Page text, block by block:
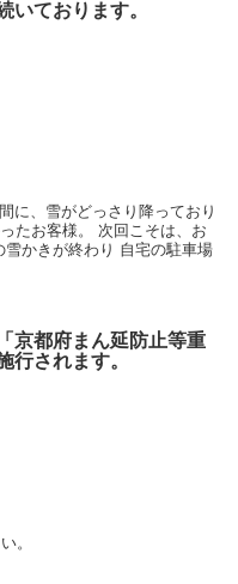
いております。
に、雪がどっさり降っており
たお客様。 次回こそは、お
かきが終わり 自宅の駐車場
京都府まん延防止等重
行されます。
。